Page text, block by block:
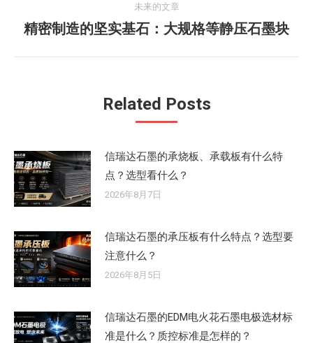
文
章：
未来的文章
未
章：
精密制造的坚实基石：大规格等静压石墨块
Related Posts
信瑞达石墨的承烧板、承载板有什么特
点？选型看什么？
2026年8月7日
信瑞达石墨的承压板有什么特点？选型要
注意什么？
2026年8月5日
信瑞达石墨的EDM电火花石墨电极选材标
准是什么？质控标准是怎样的？